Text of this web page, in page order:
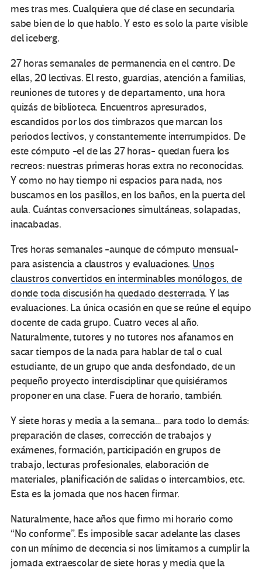
mes tras mes. Cualquiera que dé clase en secundaria
sabe bien de lo que hablo. Y esto es solo la parte visible
del iceberg.
27 horas semanales de permanencia en el centro. De
ellas, 20 lectivas. El resto, guardias, atención a familias,
reuniones de tutores y de departamento, una hora
quizás de biblioteca. Encuentros apresurados,
escandidos por los dos timbrazos que marcan los
periodos lectivos, y constantemente interrumpidos. De
este cómputo -el de las 27 horas- quedan fuera los
recreos: nuestras primeras horas extra no reconocidas.
Y como no hay tiempo ni espacios para nada, nos
buscamos en los pasillos, en los baños, en la puerta del
aula. Cuántas conversaciones simultáneas, solapadas,
inacabadas.
Tres horas semanales -aunque de cómputo mensual-
para asistencia a claustros y evaluaciones. Unos
claustros convertidos en interminables monólogos, de
donde toda discusión ha quedado desterrada. Y las
evaluaciones. La única ocasión en que se reúne el equipo
docente de cada grupo. Cuatro veces al año.
Naturalmente, tutores y no tutores nos afanamos en
sacar tiempos de la nada para hablar de tal o cual
estudiante, de un grupo que anda desfondado, de un
pequeño proyecto interdisciplinar que quisiéramos
proponer en una clase. Fuera de horario, también.
Y siete horas y media a la semana… para todo lo demás:
preparación de clases, corrección de trabajos y
exámenes, formación, participación en grupos de
trabajo, lecturas profesionales, elaboración de
materiales, planificación de salidas o intercambios, etc.
Esta es la jornada que nos hacen firmar.
Naturalmente, hace años que firmo mi horario como
“No conforme”. Es imposible sacar adelante las clases
con un mínimo de decencia si nos limitamos a cumplir la
jornada extraescolar de siete horas y media que la